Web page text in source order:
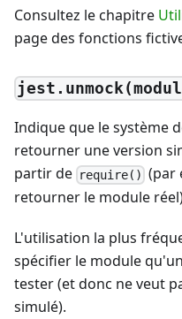
Consultez le chapitre
page des fonctions
Indique que le système
retourner une version
partir de require() (par
retourner le module
L'utilisation la plus
spécifier le module
tester (et donc ne veut
simulé).